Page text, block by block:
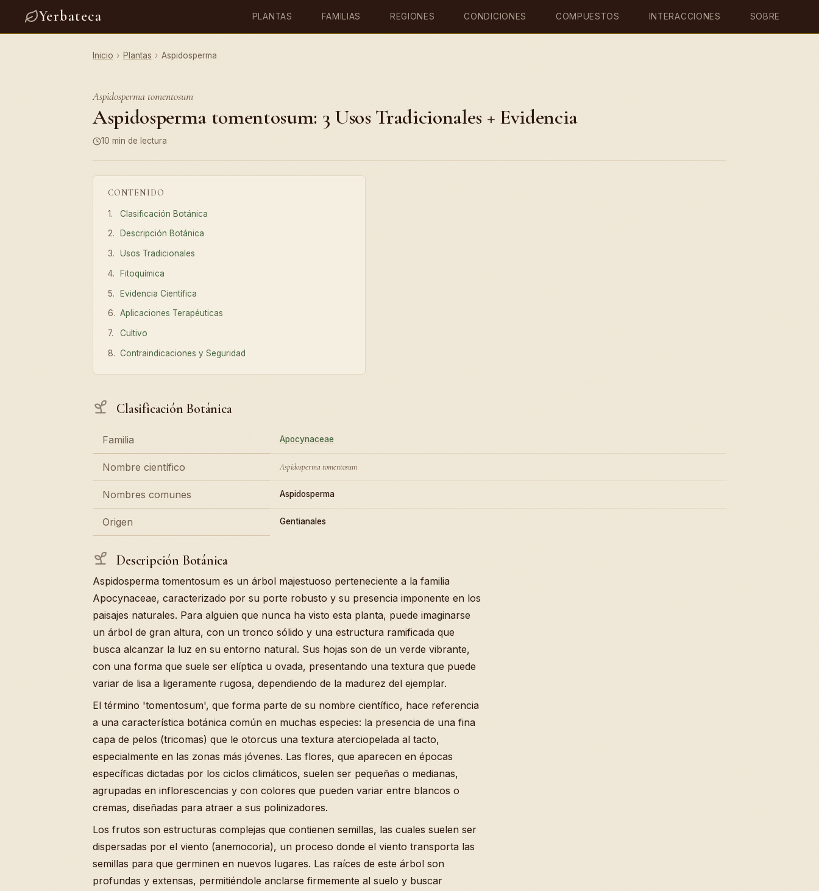
Yerbateca PLANTAS FAMILIAS REGIONES CONDICIONES COMPUESTOS INTERACCIONES SOBRE
Inicio › Plantas › Aspidosperma
Aspidosperma tomentosum
Aspidosperma tomentosum: 3 Usos Tradicionales + Evidencia
10 min de lectura
CONTENIDO
Clasificación Botánica
Descripción Botánica
Usos Tradicionales
Fitoquímica
Evidencia Científica
Aplicaciones Terapéuticas
Cultivo
Contraindicaciones y Seguridad
Clasificación Botánica
Familia Apocynaceae
Nombre científico Aspidosperma tomentosum
Nombres comunes Aspidosperma
Origen Gentianales
Descripción Botánica
Aspidosperma tomentosum es un árbol majestuoso perteneciente a la familia
Apocynaceae, caracterizado por su porte robusto y su presencia imponente en los
paisajes naturales. Para alguien que nunca ha visto esta planta, puede imaginarse
un árbol de gran altura, con un tronco sólido y una estructura ramificada que
busca alcanzar la luz en su entorno natural. Sus hojas son de un verde vibrante,
con una forma que suele ser elíptica u ovada, presentando una textura que puede
variar de lisa a ligeramente rugosa, dependiendo de la madurez del ejemplar.
El término 'tomentosum', que forma parte de su nombre científico, hace referencia
a una característica botánica común en muchas especies: la presencia de una fina
capa de pelos (tricomas) que le otorcus una textura aterciopelada al tacto,
especialmente en las zonas más jóvenes. Las flores, que aparecen en épocas
específicas dictadas por los ciclos climáticos, suelen ser pequeñas o medianas,
agrupadas en inflorescencias y con colores que pueden variar entre blancos o
cremas, diseñadas para atraer a sus polinizadores.
Los frutos son estructuras complejas que contienen semillas, las cuales suelen ser
dispersadas por el viento (anemocoria), un proceso donde el viento transporta las
semillas para que germinen en nuevos lugares. Las raíces de este árbol son
profundas y extensas, permitiéndole anclarse firmemente al suelo y buscar